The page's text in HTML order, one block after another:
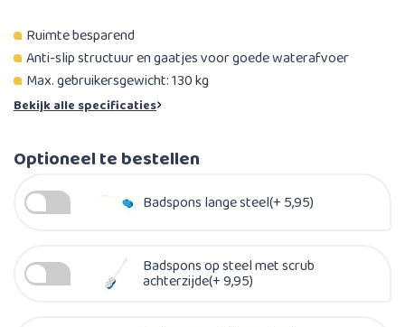
Ruimte besparend
Anti-slip structuur en gaatjes voor goede waterafvoer
Max. gebruikersgewicht: 130 kg​
Bekijk alle specificaties
Optioneel te bestellen
Badspons lange steel(+ 5,95)
Badspons op steel met scrub
achterzijde(+ 9,95)